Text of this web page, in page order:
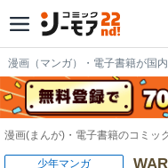
漫画（マンガ）・電子書籍が国
漫画(まんが)・電子書籍のコミッ
少年マンガ